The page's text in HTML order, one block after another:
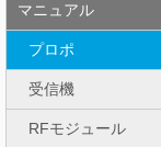
マニュアル
プロポ
受信機
RFモジュール